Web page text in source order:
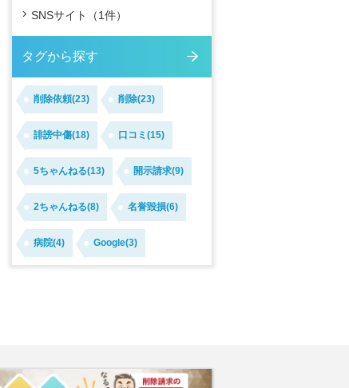
SNSサイト（1件）
タグから探す
削除依頼(23) 削除(23)
誹謗中傷(18) 口コミ(15)
5ちゃんねる(13) 開示請求(9)
2ちゃんねる(8) 名誉毀損(6)
病院(4) Google(3)